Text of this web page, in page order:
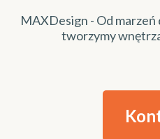
MAXDesign - Od
tworzymy